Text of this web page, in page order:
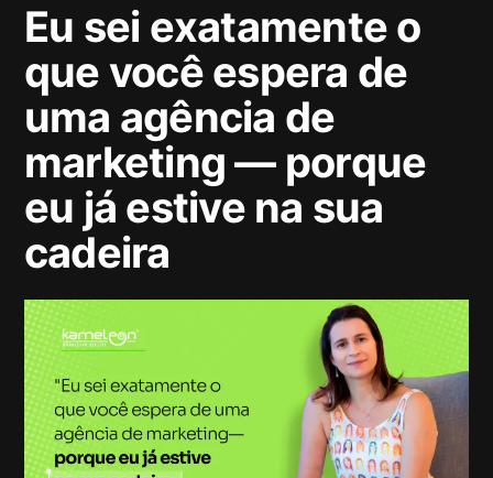
Eu sei exatamente o
que você espera de
uma agência de
marketing — porque
eu já estive na sua
cadeira